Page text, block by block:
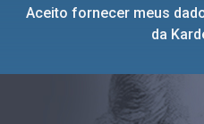
Aceito fornecer meus
da